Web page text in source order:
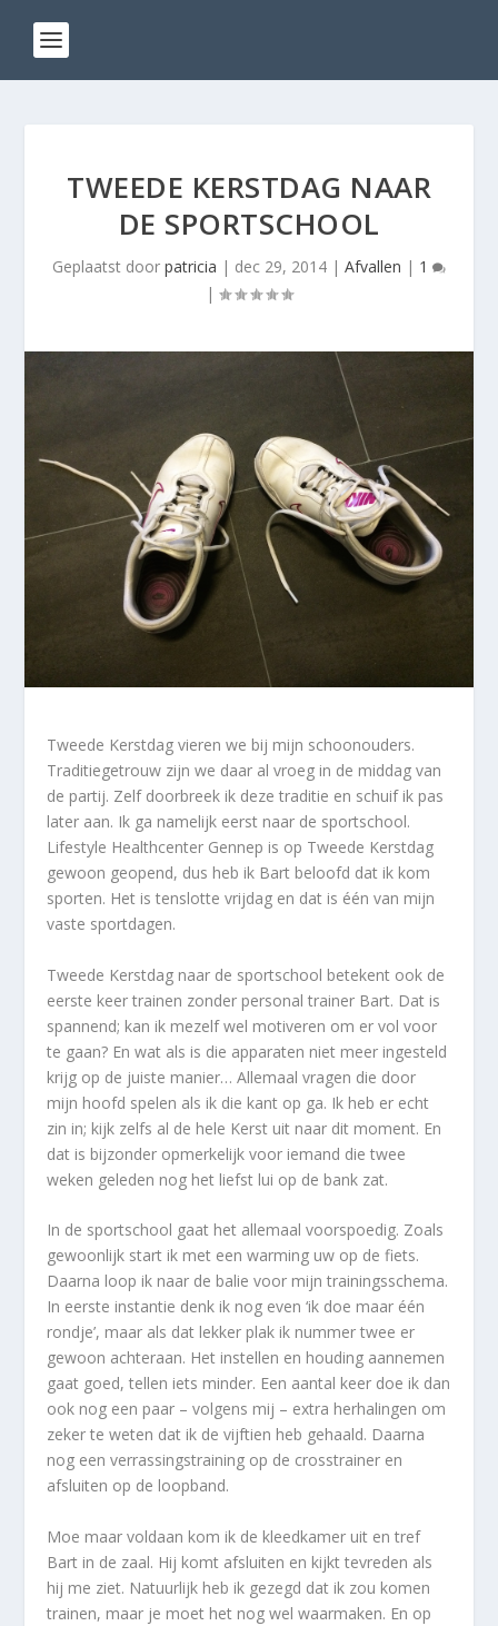
TWEEDE KERSTDAG NAAR
DE SPORTSCHOOL
Geplaatst door patricia | dec 29, 2014 | Afvallen | 1
|
Tweede Kerstdag vieren we bij mijn schoonouders.
Traditiegetrouw zijn we daar al vroeg in de middag van
de partij. Zelf doorbreek ik deze traditie en schuif ik pas
later aan. Ik ga namelijk eerst naar de sportschool.
Lifestyle Healthcenter Gennep is op Tweede Kerstdag
gewoon geopend, dus heb ik Bart beloofd dat ik kom
sporten. Het is tenslotte vrijdag en dat is één van mijn
vaste sportdagen.
Tweede Kerstdag naar de sportschool betekent ook de
eerste keer trainen zonder personal trainer Bart. Dat is
spannend; kan ik mezelf wel motiveren om er vol voor
te gaan? En wat als is die apparaten niet meer ingesteld
krijg op de juiste manier… Allemaal vragen die door
mijn hoofd spelen als ik die kant op ga. Ik heb er echt
zin in; kijk zelfs al de hele Kerst uit naar dit moment. En
dat is bijzonder opmerkelijk voor iemand die twee
weken geleden nog het liefst lui op de bank zat.
In de sportschool gaat het allemaal voorspoedig. Zoals
gewoonlijk start ik met een warming uw op de fiets.
Daarna loop ik naar de balie voor mijn trainingsschema.
In eerste instantie denk ik nog even ‘ik doe maar één
rondje’, maar als dat lekker plak ik nummer twee er
gewoon achteraan. Het instellen en houding aannemen
gaat goed, tellen iets minder. Een aantal keer doe ik dan
ook nog een paar – volgens mij – extra herhalingen om
zeker te weten dat ik de vijftien heb gehaald. Daarna
nog een verrassingstraining op de crosstrainer en
afsluiten op de loopband.
Moe maar voldaan kom ik de kleedkamer uit en tref
Bart in de zaal. Hij komt afsluiten en kijkt tevreden als
hij me ziet. Natuurlijk heb ik gezegd dat ik zou komen
trainen, maar je moet het nog wel waarmaken. En op